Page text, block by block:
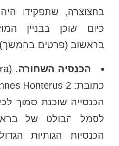
בחצוצרה, שתפקידו
כיום שוכן בבניין
בראשוב (פרטים
הכנסיה השחורה. (Biserica Neagra)
כתובת: Curtea Johannes Honterus 2.
הכנסייה שוכנת סמוך
לסמל הבולט של
הכנסיות הגותיות